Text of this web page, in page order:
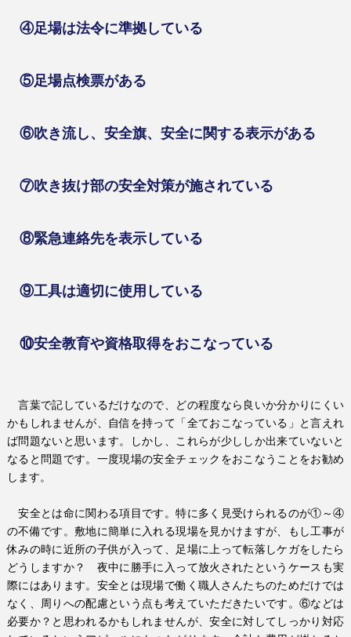
④足場は法令に準拠している
⑤足場点検票がある
⑥吹き流し、安全旗、安全に関する表示がある
⑦吹き抜け部の安全対策が施されている
⑧緊急連絡先を表示している
⑨工具は適切に使用している
⑩安全教育や資格取得をおこなっている
言葉で記しているだけなので、どの程度なら良いか分かりにくい
かもしれませんが、自信を持って「全ておこなっている」と言えれ
ば問題ないと思います。しかし、これらが少ししか出来ていないと
なると問題です。一度現場の安全チェックをおこなうことをお勧め
します。
安全とは命に関わる項目です。特に多く見受けられるのが①～④
の不備です。敷地に簡単に入れる現場を見かけますが、もし工事が
休みの時に近所の子供が入って、足場に上って転落しケガをしたら
どうしますか？ 夜中に勝手に入って放火されたというケースも実
際にはあります。安全とは現場で働く職人さんたちのためだけでは
なく、周りへの配慮という点も考えていただきたいです。⑥などは
必要か？と思われるかもしれませんが、安全に対してしっかり対応